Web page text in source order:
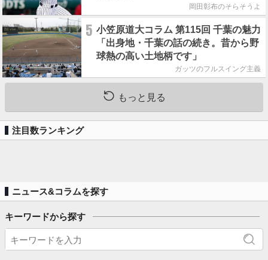
岡田彰布のそらそうよ
5 小笠原道大コラム 第115回 千葉の魅力
「出身地・千葉の話の続き。昔から野
球熱の高い土地柄です」
ガッツのフルスイング主義
もっと見る
注目数ランキング
ニュース&コラムを探す
キーワードから探す